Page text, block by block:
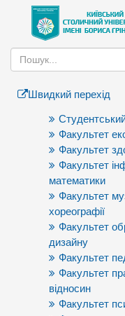
Швидкий перехід
Факультет
Факультет
Факультет
математики
Факультет
хореографії
Факультет
дизайну
Факультет
Факультет
відносин
Факультет